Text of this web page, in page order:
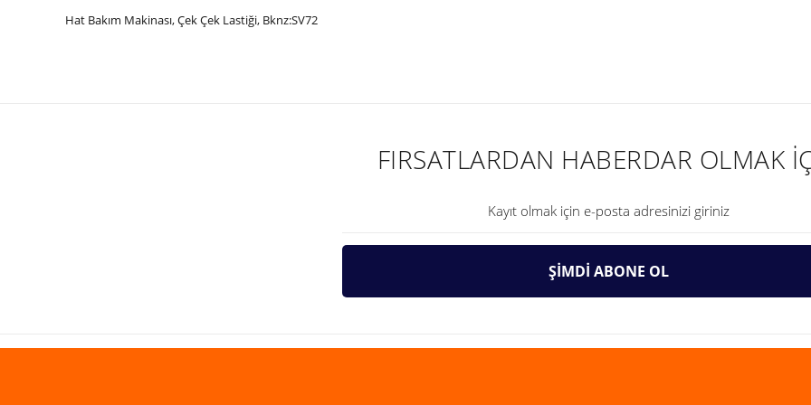
Hat Bakım Makinası, Çek Çek Lastiği, Bknz:SV72
Gönder
FIRSATLARDAN HABERDAR OLMAK
ŞİMDİ ABONE OL